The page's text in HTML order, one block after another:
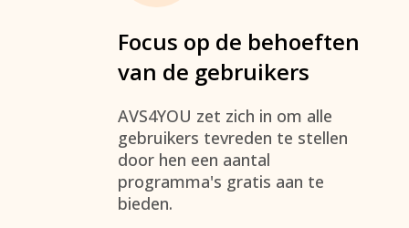
Focus op de behoeften
van de gebruikers
AVS4YOU zet zich in om alle
gebruikers tevreden te stellen
door hen een aantal
programma's gratis aan te
bieden.